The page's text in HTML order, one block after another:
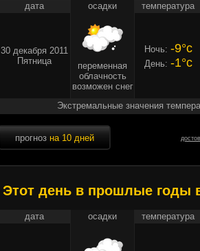
дата осадки температура
30 декабря 2011
Пятница
переменная
облачность
возможен снег
Ночь: -9°c
День: -1°c
Экстремальные значения
прогноз на 10 дней
Этот день в прошлые годы
дата осадки температура